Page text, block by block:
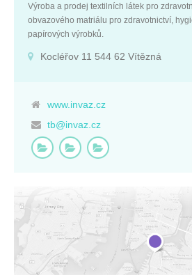
Výroba a prodej textilních látek pro
obvazového matriálu pro zdravotnictví,
papírových výrobků.
Kocléřov 11 544 62 Vítězná
www.invaz.cz
tb@invaz.cz